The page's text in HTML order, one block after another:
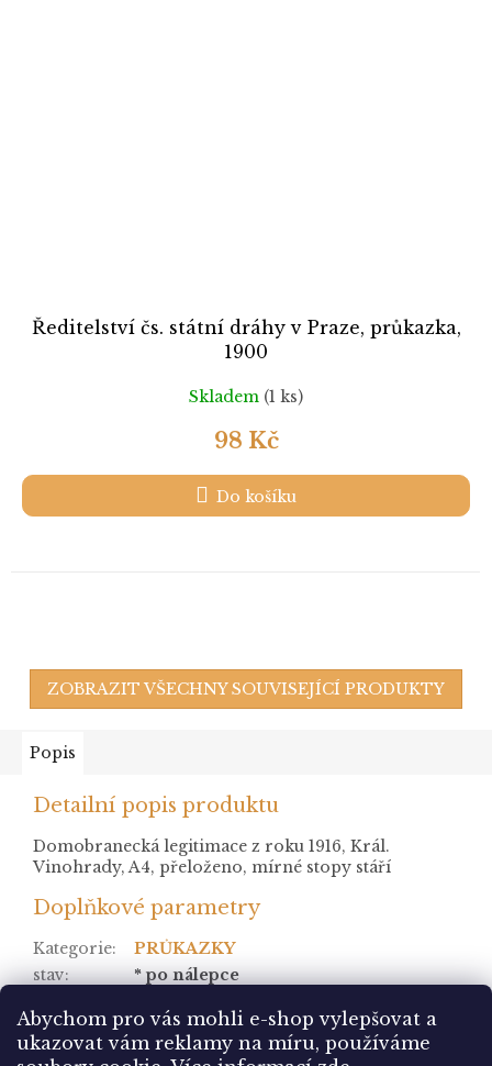
Abychom pro vás mohli e-shop vylepšovat a
ukazovat vám reklamy na míru, používáme
Ředitelství čs. státní dráhy v Praze, průkazka,
1900
Skladem (1 ks)
98 Kč
Do košíku
ZOBRAZIT VŠECHNY SOUVISEJÍCÍ PRODUKTY
Popis
Detailní popis produktu
Domobranecká legitimace z roku 1916, Král.
Vinohrady, A4, přeloženo, mírné stopy stáří
Doplňkové parametry
Kategorie:
PRŮKAZKY
stav:
* po nálepce